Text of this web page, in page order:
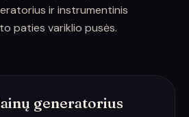
ir instrumentinis
paties variklio pusės.
generatorius